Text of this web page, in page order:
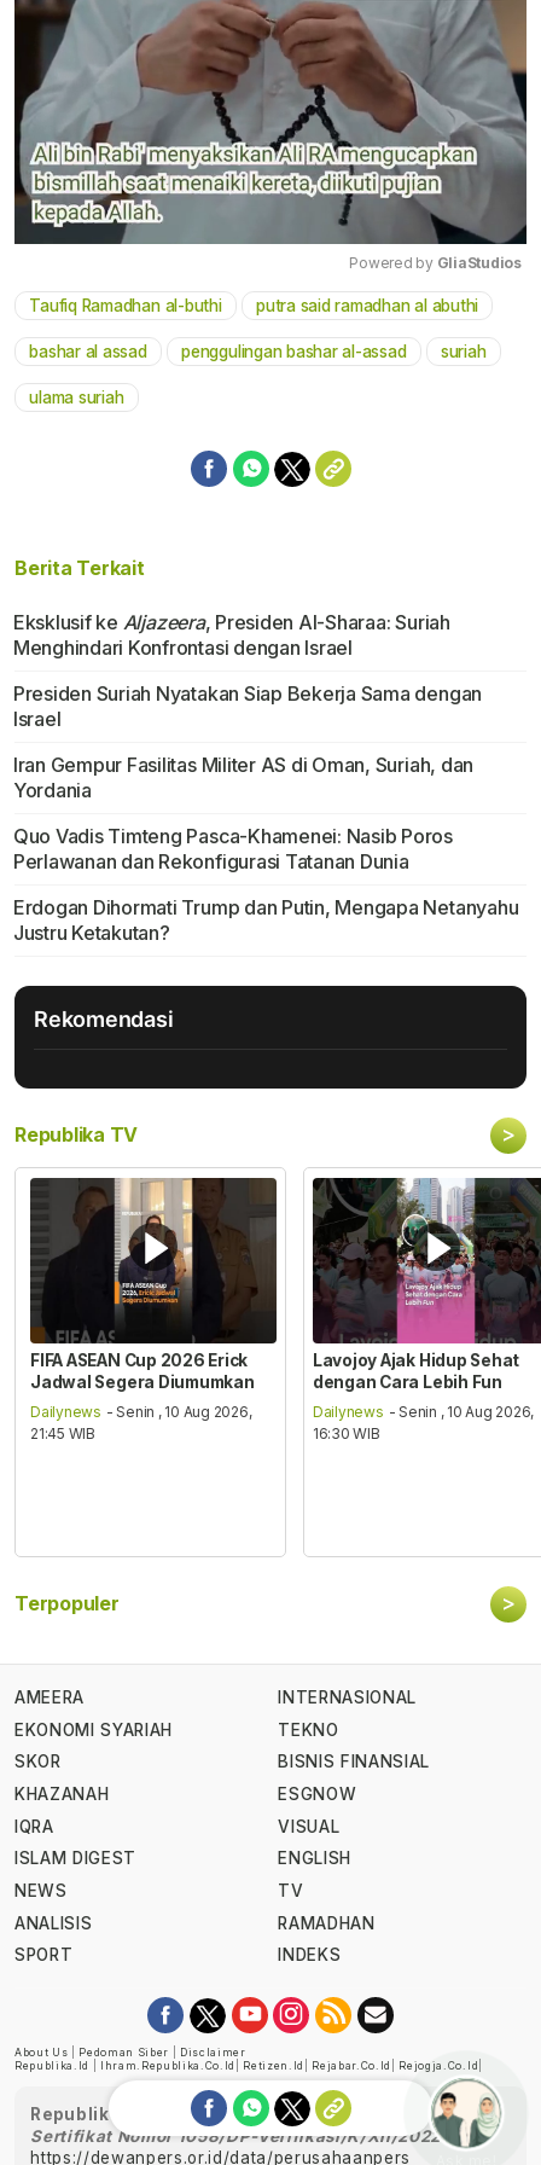
Mute
Powered by GliaStudios
Taufiq Ramadhan al-buthi putra said ramadhan al abuthi
bashar al assad penggulingan bashar al-assad suriah
ulama suriah
Berita Terkait
Eksklusif ke Aljazeera, Presiden Al-Sharaa: Suriah
Menghindari Konfrontasi dengan Israel
Presiden Suriah Nyatakan Siap Bekerja Sama dengan
Israel
Iran Gempur Fasilitas Militer AS di Oman, Suriah, dan
Yordania
Quo Vadis Timteng Pasca-Khamenei: Nasib Poros
Perlawanan dan Rekonfigurasi Tatanan Dunia
Erdogan Dihormati Trump dan Putin, Mengapa Netanyahu
Justru Ketakutan?
Rekomendasi
Republika TV >
FIFA ASEAN Cup 2026 Erick
Jadwal Segera Diumumkan
Dailynews - Senin , 10 Aug 2026,
21:45 WIB
Lavojoy Ajak Hidup Sehat
dengan Cara Lebih Fun
Dailynews - Senin , 10 Aug 2026,
16:30 WIB
Terpopuler >
AMEERA
EKONOMI SYARIAH
SKOR
KHAZANAH
IQRA
ISLAM DIGEST
NEWS
ANALISIS
SPORT
INTERNASIONAL
TEKNO
BISNIS FINANSIAL
ESGNOW
VISUAL
ENGLISH
TV
RAMADHAN
INDEKS
About Us Pedoman Siber
Disclaimer
Republika.id
Ihram.republika.co.id Retizen.id Rejabar.co.id Rejogja.co.id
Republika telah diverifikasi oleh Dewan Pers
Sertifikat Nomor 1058/DP-Verifikasi/K/XII/2022
https://dewanpers.or.id/data/perusahaanpers